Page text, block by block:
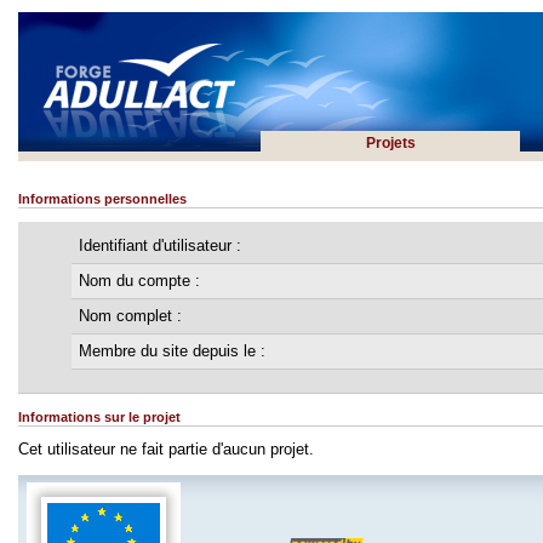
Projets
Informations personnelles
Identifiant d'utilisateur :
Nom du compte :
Nom complet :
Membre du site depuis le :
Informations sur le projet
Cet utilisateur ne fait partie d'aucun projet.